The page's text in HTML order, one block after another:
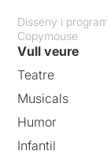
Disseny i
Copymouse
Vull veure
Teatre
Musicals
Humor
Infantil